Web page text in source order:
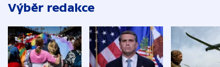
Výběr redakce